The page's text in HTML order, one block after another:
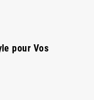
pour Vos